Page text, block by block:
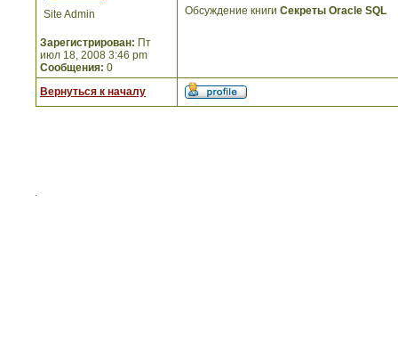
Site Admin
Зарегистрирован: Пт
июл 18, 2008 3:46 pm
Сообщения: 0
Обсуждение книги Секреты Oracle SQL
Вернуться к началу